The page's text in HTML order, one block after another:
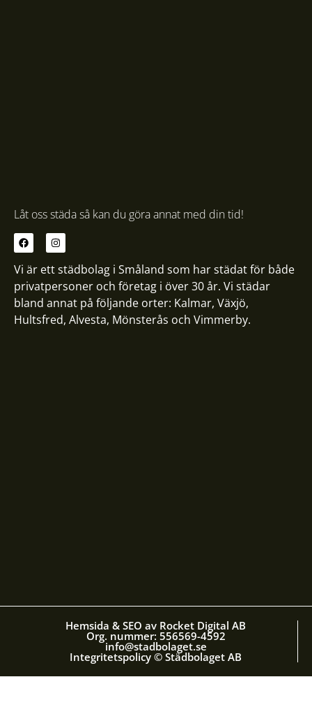
Låt oss städa så kan du göra annat med din tid!
Vi är ett städbolag i Småland som har städat för både
privatpersoner och företag i över 30 år. Vi städar
bland annat på följande orter: Kalmar, Växjö,
Hultsfred, Alvesta, Mönsterås och Vimmerby.
Hemsida & SEO av Rocket Digital AB
Org. nummer: 556569-4592
info@stadbolaget.se
Integritetspolicy © Städbolaget AB